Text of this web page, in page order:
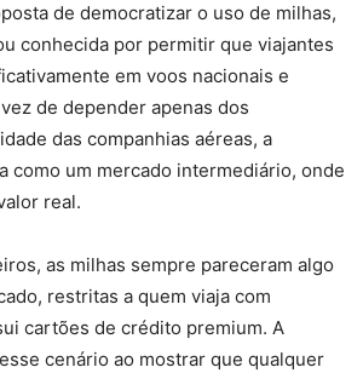
de democratizar o uso de milhas,
conhecida por permitir que viajantes
em voos nacionais e
de depender apenas dos
das companhias aéreas, a
como um mercado intermediário, onde
real.
as milhas sempre pareceram algo
restritas a quem viaja com
cartões de crédito premium. A
cenário ao mostrar que qualquer